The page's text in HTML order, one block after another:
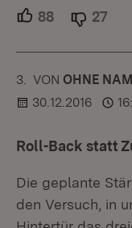
88 Unterstützer.
27
3. KOMMENTAR
VON :OHNE
30.12.2016
Roll-Back statt
Die geplante
den Versuch, in